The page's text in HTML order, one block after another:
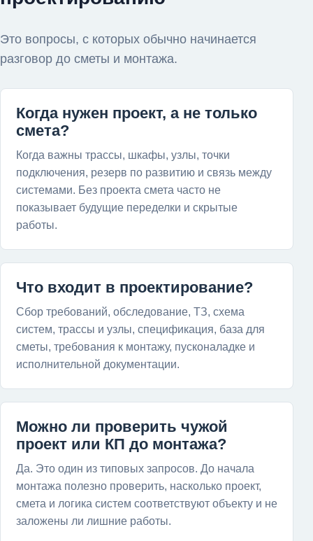
Это вопросы, с которых обычно начинается
разговор до сметы и монтажа.
Когда нужен проект, а не только
смета?
Когда важны трассы, шкафы, узлы, точки
подключения, резерв по развитию и связь между
системами. Без проекта смета часто не
показывает будущие переделки и скрытые
работы.
Что входит в проектирование?
Сбор требований, обследование, ТЗ, схема
систем, трассы и узлы, спецификация, база для
сметы, требования к монтажу, пусконаладке и
исполнительной документации.
Можно ли проверить чужой
проект или КП до монтажа?
Да. Это один из типовых запросов. До начала
монтажа полезно проверить, насколько проект,
смета и логика систем соответствуют объекту и не
заложены ли лишние работы.